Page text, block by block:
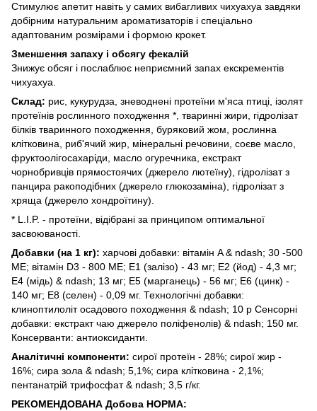
Стимулює апетит навіть у самих вибагливих чихуахуа завдяки
добірним натуральним ароматизаторів і спеціально
адаптованим розмірами і формою крокет.
Зменшення запаху і обсягу фекалій
Знижує обсяг і послаблює неприємний запах екскрементів
чихуахуа.
Склад: рис, кукурудза, зневоднені протеїни м'яса птиці, ізолят
протеїнів рослинного походження *, тваринні жири, гідролізат
білків тваринного походження, буряковий жом, рослинна
клітковина, риб'ячий жир, мінеральні речовини, соєве масло,
фруктоолігосахаріди, масло огуречника, екстракт
чорнобривців прямостоячих (джерело лютеїну), гідролізат з
панцира ракоподібних (джерело глюкозаміна), гідролізат з
хряща (джерело хондроїтину).
* L.I.P. - протеїни, відібрані за принципом оптимальної
засвоюваності.
Добавки (на 1 кг): харчові добавки: вітамін A & ndash; 30 -500
ME; вітамін D3 - 800 ME; Е1 (залізо) - 43 мг; Е2 (йод) - 4,3 мг;
Е4 (мідь) & ndash; 13 мг; Е5 (марганець) - 56 мг; Е6 (цинк) -
140 мг; Е8 (селен) - 0,09 мг. Технологічні добавки:
клиноптилоліт осадового походження & ndash; 10 р Сенсорні
добавки: екстракт чаю джерело поліфенолів) & ndash; 150 мг.
Консерванти: антиоксиданти.
Аналітичні компоненти: сирої протеїн - 28%; сирої жир -
16%; сира зола & ndash; 5,1%; сира клітковина - 2,1%;
пентанатрій трифосфат & ndash; 3,5 г/кг.
РЕКОМЕНДОВАНА Добова НОРМА: